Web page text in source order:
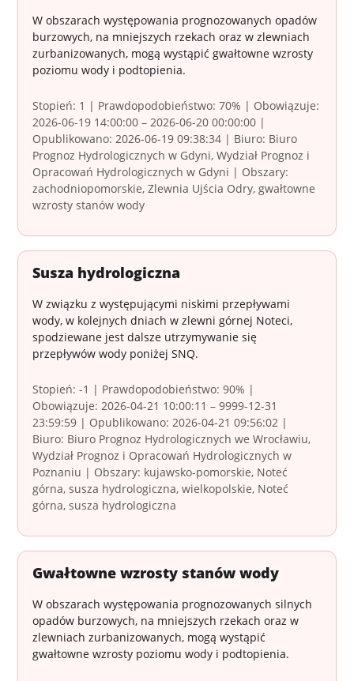
W obszarach występowania prognozowanych opadów
burzowych, na mniejszych rzekach oraz w zlewniach
zurbanizowanych, mogą wystąpić gwałtowne wzrosty
poziomu wody i podtopienia.
Stopień: 1 | Prawdopodobieństwo: 70% | Obowiązuje:
2026-06-19 14:00:00 – 2026-06-20 00:00:00 |
Opublikowano: 2026-06-19 09:38:34 | Biuro: Biuro
Prognoz Hydrologicznych w Gdyni, Wydział Prognoz i
Opracowań Hydrologicznych w Gdyni | Obszary:
zachodniopomorskie, Zlewnia Ujścia Odry, gwałtowne
wzrosty stanów wody
Susza hydrologiczna
W związku z występującymi niskimi przepływami
wody, w kolejnych dniach w zlewni górnej Noteci,
spodziewane jest dalsze utrzymywanie się
przepływów wody poniżej SNQ.
Stopień: -1 | Prawdopodobieństwo: 90% |
Obowiązuje: 2026-04-21 10:00:11 – 9999-12-31
23:59:59 | Opublikowano: 2026-04-21 09:56:02 |
Biuro: Biuro Prognoz Hydrologicznych we Wrocławiu,
Wydział Prognoz i Opracowań Hydrologicznych w
Poznaniu | Obszary: kujawsko-pomorskie, Noteć
górna, susza hydrologiczna, wielkopolskie, Noteć
górna, susza hydrologiczna
Gwałtowne wzrosty stanów wody
W obszarach występowania prognozowanych silnych
opadów burzowych, na mniejszych rzekach oraz w
zlewniach zurbanizowanych, mogą wystąpić
gwałtowne wzrosty poziomu wody i podtopienia.